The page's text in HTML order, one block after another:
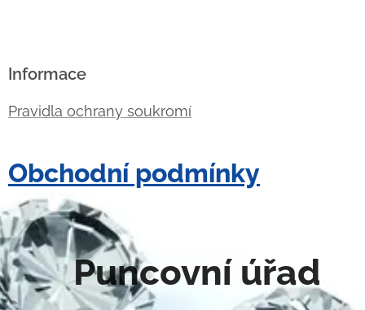
Informace
Pravidla ochrany soukromí
Obchodní podmínky
Puncovní úřad